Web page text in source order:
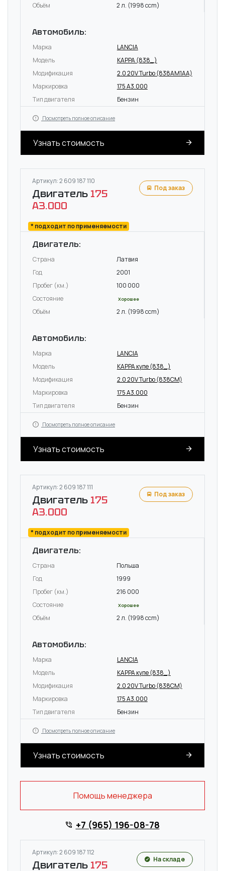
Объём 2 л. (1998 ccm)
Автомобиль:
Марка
LANCIA
Модель
KAPPA (838_)
Модификация
2.0 20V Turbo (838AM1AA)
Маркировка
175 A3.000
Тип двигателя
Бензин
Посмотреть полное описание
Узнать стоимость
Артикул: 2 609 187 110
Двигатель 175
A3.000
* подходит по применяемости
Под заказ
Двигатель:
Страна
Латвия
Год
2001
Пробег (км.)
100 000
Состояние
Хорошее
Объём 2 л. (1998 ccm)
Автомобиль:
Марка
LANCIA
Модель
KAPPA купе (838_)
Модификация
2.0 20V Turbo (838CM)
Маркировка
175 A3.000
Тип двигателя
Бензин
Посмотреть полное описание
Узнать стоимость
Артикул: 2 609 187 111
Двигатель 175
A3.000
* подходит по применяемости
Под заказ
Двигатель:
Страна
Польша
Год
1999
Пробег (км.)
216 000
Состояние
Хорошее
Объём 2 л. (1998 ccm)
Автомобиль:
Марка
LANCIA
Модель
KAPPA купе (838_)
Модификация
2.0 20V Turbo (838CM)
Маркировка
175 A3.000
Тип двигателя
Бензин
Посмотреть полное описание
Узнать стоимость
Помощь менеджера
+7 (965) 196-08-78
Артикул: 2 609 187 112
Двигатель 175
На складе